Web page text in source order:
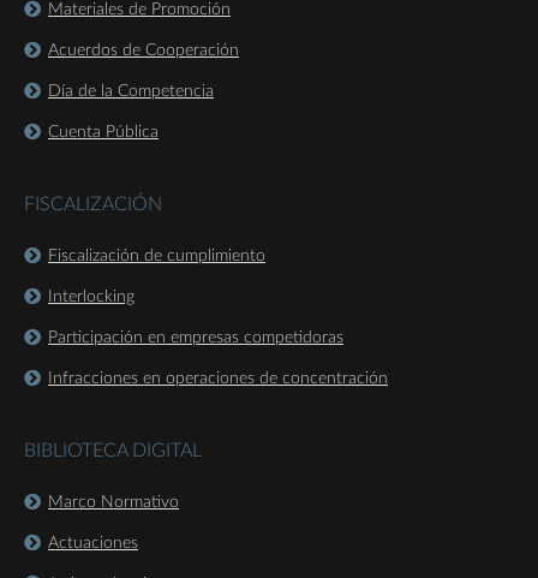
Materiales de Promoción
Acuerdos de Cooperación
Día de la Competencia
Cuenta Pública
FISCALIZACIÓN
Fiscalización de cumplimiento
Interlocking
Participación en empresas competidoras
Infracciones en operaciones de concentración
BIBLIOTECA DIGITAL
Marco Normativo
Actuaciones